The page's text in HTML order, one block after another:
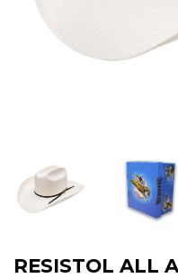
RESISTOL ALL